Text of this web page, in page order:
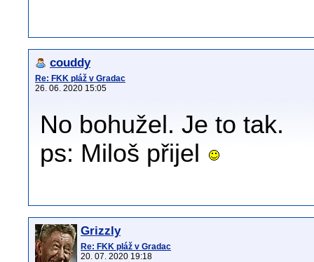
couddy
Re: FKK pláž v Gradac
26. 06. 2020 15:05
No bohužel. Je to tak.
ps: Miloš přijel
Grizzly
Re: FKK pláž v Gradac
20. 07. 2020 19:18